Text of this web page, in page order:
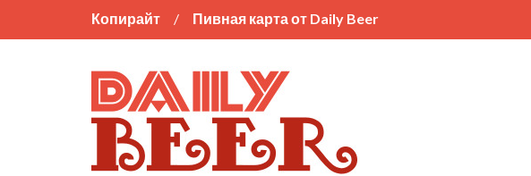
Копирайт Пивная карта от Daily Beer